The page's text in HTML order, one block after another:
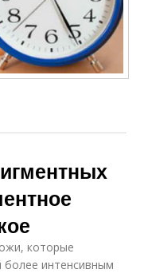
которые
интенсивным